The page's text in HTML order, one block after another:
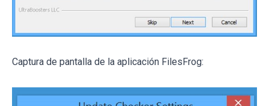
Captura de pantalla de la aplicación FilesFrog: